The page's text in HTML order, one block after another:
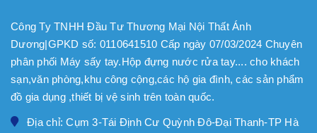
Công Ty TNHH Đầu Tư Thương Mại Nội Thất Ánh
Dương|GPKD số: 0110641510 Cấp ngày 07/03/2024 Chuyên
phân phối Máy sấy tay.Hộp đựng nước rửa tay.... cho khách
sạn,văn phòng,khu công cộng,các hộ gia đình, các sản phẩm
đồ gia dụng ,thiết bị vệ sinh trên toàn quốc.
Địa chỉ: Cụm 3-Tái Định Cư Quỳnh Đô-Đại Thanh-TP Hà